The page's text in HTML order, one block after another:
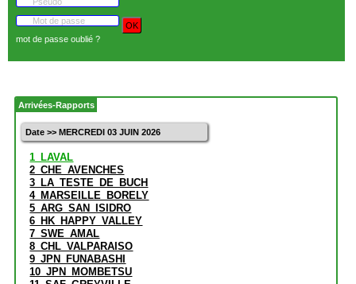
mot de passe oublié ?
Arrivées-Rapports
Date >> MERCREDI 03 JUIN 2026
1_LAVAL
2_CHE_AVENCHES
3_LA_TESTE_DE_BUCH
4_MARSEILLE_BORELY
5_ARG_SAN_ISIDRO
6_HK_HAPPY_VALLEY
7_SWE_AMAL
8_CHL_VALPARAISO
9_JPN_FUNABASHI
10_JPN_MOMBETSU